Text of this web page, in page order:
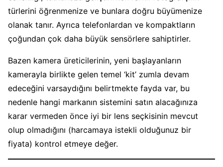
türlerini öğrenmenize ve bunlara doğru büyümenize
olanak tanır. Ayrıca telefonlardan ve kompaktların
çoğundan çok daha büyük sensörlere sahiptirler.
Bazen kamera üreticilerinin, yeni başlayanların
kamerayla birlikte gelen temel ‘kit’ zumla devam
edeceğini varsaydığını belirtmekte fayda var, bu
nedenle hangi markanın sistemini satın alacağınıza
karar vermeden önce iyi bir lens seçkisinin mevcut
olup olmadığını (harcamaya istekli olduğunuz bir
fiyata) kontrol etmeye değer.